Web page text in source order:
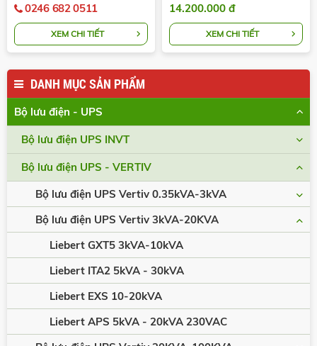
0246 682 0511
XEM CHI TIẾT
14.200.000 đ
XEM CHI TIẾT
DANH MỤC SẢN PHẨM
Bộ lưu điện - UPS
Bộ lưu điện UPS INVT
Bộ lưu điện UPS - VERTIV
Bộ lưu điện UPS Vertiv 0.35kVA-3kVA
Bộ lưu điện UPS Vertiv 3kVA-20KVA
Liebert GXT5 3kVA-10kVA
Liebert ITA2 5kVA - 30kVA
Liebert EXS 10-20kVA
Liebert APS 5kVA - 20kVA 230VAC